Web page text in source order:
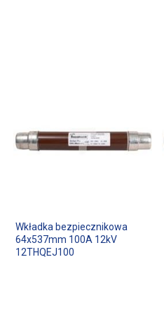
Wkładka bezpiecznikowa
64x537mm 100A 12kV
12THQEJ100